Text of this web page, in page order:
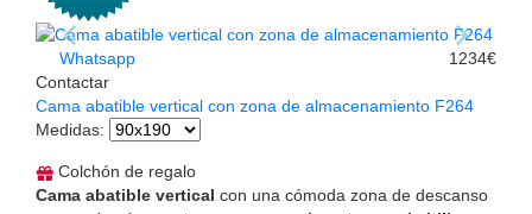
Whatsapp
Contactar
1234€
Cama abatible vertical con zona de almacenamiento F264
Medidas:
Colchón de regalo
Cama abatible vertical con una cómoda zona de descanso